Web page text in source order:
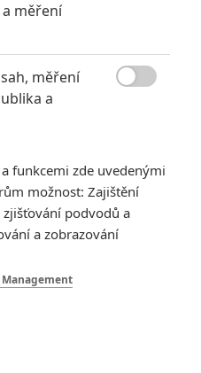
pokračování
představuje akční fantasy
recenzí máme čekat
měření
měření
a
funkcemi zde uvedenými
možnost: Zajištění
zjišťování podvodů a
a zobrazování
Management